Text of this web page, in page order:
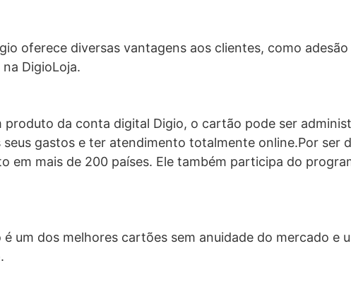
oferece diversas vantagens aos clientes, como
DigioLoja.
produto da conta digital Digio, o cartão pode ser
gastos e ter atendimento totalmente online.Por ser
em mais de 200 países. Ele também participa do
um dos melhores cartões sem anuidade do mercado e